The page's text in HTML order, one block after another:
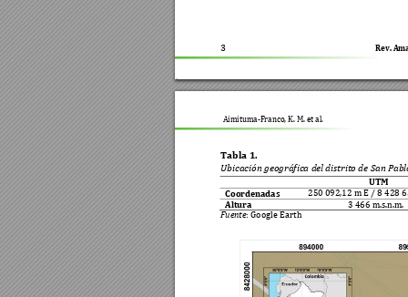
3 Rev.
Aimituma-Franco, K. M. et al.
Tabla 1.
Ubicación geográfica del distrito de San Pa
UTM
Coordenadas
250 092,12 m E / 8 428
Altura
3 466 m.s.n.m.
Fuente: Google Earth